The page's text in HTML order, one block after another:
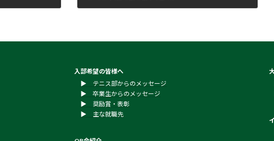
入部希望の皆様へ
▶︎ テニス部からのメッセージ
▶︎ 卒業生からのメッセージ
▶︎ 奨励賞・表彰
▶︎ 主な就職先